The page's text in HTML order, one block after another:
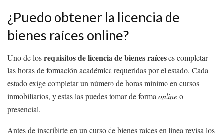
¿Puedo obtener la licencia de
bienes raíces online?
Uno de losrequisitos de licencia de bienes raíceses completar
las horas de formación académica requeridas por el estado. Cada
estado exige completar un número de horas mínimo en cursos
inmobiliarios, y estas las puedes tomar de forma onlineo
presencial.
Antes de inscribirte en un curso de bienes raíces en línea revisa los